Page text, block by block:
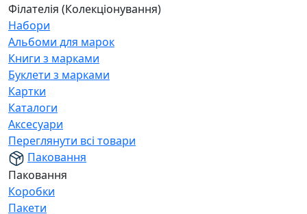
Філателія (Колекціонування)
Набори
Альбоми для марок
Книги з марками
Буклети з марками
Картки
Каталоги
Аксесуари
Переглянути всі товари
Паковання
Паковання
Коробки
Пакети